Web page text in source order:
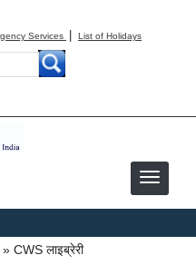
Services | List of Holidays
CWS लाइब्रेरी